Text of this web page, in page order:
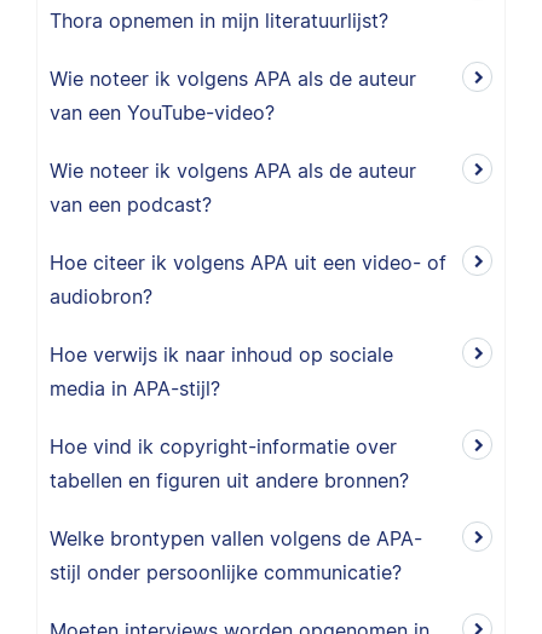
Thora opnemen in mijn literatuurlijst?
Wie noteer ik volgens APA als de auteur
van een YouTube-video?
Wie noteer ik volgens APA als de auteur
van een podcast?
Hoe citeer ik volgens APA uit een video- of
audiobron?
Hoe verwijs ik naar inhoud op sociale
media in APA-stijl?
Hoe vind ik copyright-informatie over
tabellen en figuren uit andere bronnen?
Welke brontypen vallen volgens de APA-
stijl onder persoonlijke communicatie?